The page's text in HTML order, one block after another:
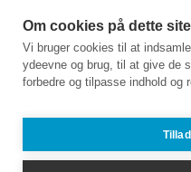
Platform
Hjemmeside
Køb
Sælg
spørgsmål
Om os
Kontakt
Job
Partner
Om cookies på dette site
Vi bruger cookies til at
ydeevne og brug, til at give de
forbedre og tilpasse indhold og